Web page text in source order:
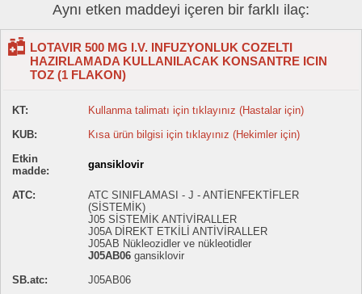
Aynı etken maddeyi içeren bir farklı ilaç:
LOTAVIR 500 MG I.V. INFUZYONLUK COZELTI
HAZIRLAMADA KULLANILACAK KONSANTRE ICIN
TOZ (1 FLAKON)
KT:
Kullanma talimatı için tıklayınız (Hastalar için)
KUB:
Kısa ürün bilgisi için tıklayınız (Hekimler için)
Etkin
madde:
gansiklovir
ATC:
ATC SINIFLAMASI - J - ANTİENFEKTİFLER
(SİSTEMİK)
J05 SİSTEMİK ANTİVİRALLER
J05A DİREKT ETKİLİ ANTİVİRALLER
J05AB Nükleozidler ve nükleotidler
J05AB06 gansiklovir
SB.atc:
J05AB06